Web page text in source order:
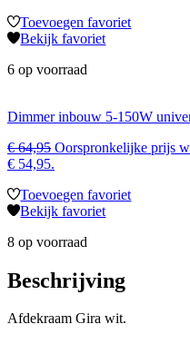
Toevoegen favoriet
Bekijk favoriet
6 op voorraad
Dimmer inbouw 5-150W
€64,95 Oorspronkelijke prijs
€ 54,95.
Toevoegen favoriet
Bekijk favoriet
8 op voorraad
Beschrijving
Afdekraam Gira wit.